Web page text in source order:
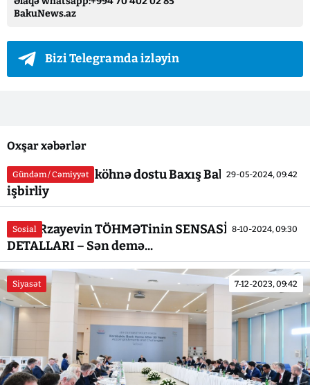
BakuNews.az
Bizi Telegramda izləyin
Oxşar xəbərlər
Gündəm / Cəmiyyət 29-05-2024, 09:42
Baba Rzayevin köhnə dostu Baxış Babayevlə
işbirliy
Sosial 8-10-2024, 09:30
Baba Rzayevin TÖHMƏTinin SENSASİON
DETALLARI – Sən demə...
Siyasət 7-12-2023, 09:42